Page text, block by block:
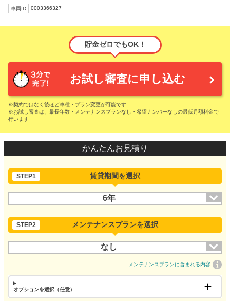
車両ID 0003366327
貯金ゼロでもOK！
お試し審査に申し込む
※契約ではなく後ほど車種・プラン変更が可能です
※お試し審査は、最長年数・メンテナンスプランなし・希望ナンバーなしの最低月額料金で
行います
かんたんお見積り
STEP1 賃貸期間を選択
6年
STEP2 メンテナンスプランを選択
なし
メンテナンスプランに含まれる内容
オプションを選択（任意）